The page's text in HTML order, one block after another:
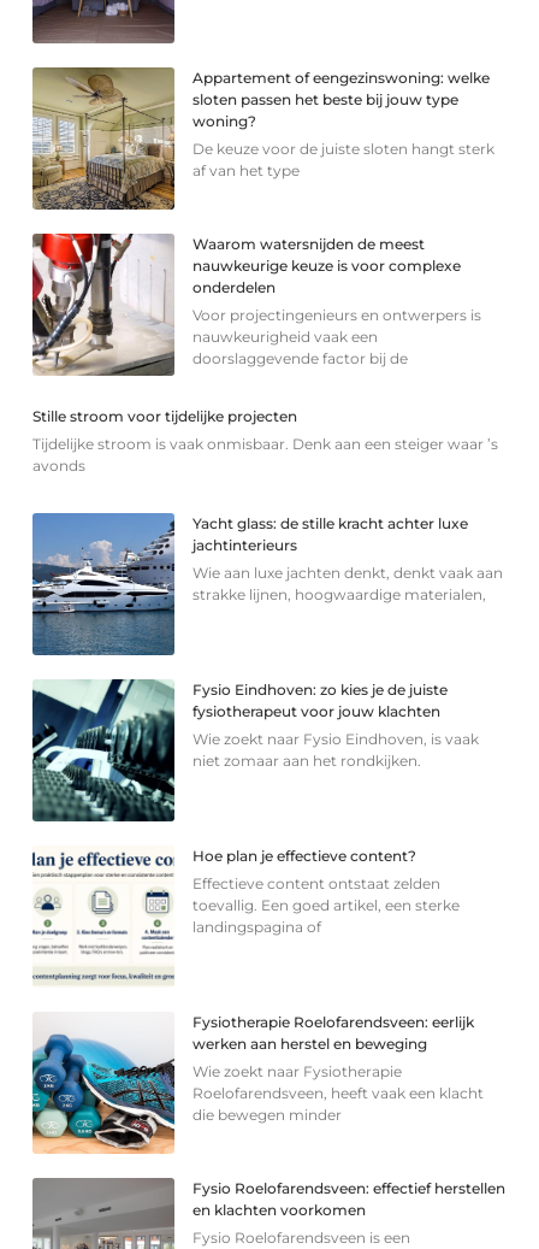
Appartement of eengezinswoning: welke
sloten passen het beste bij jouw type
woning?
De keuze voor de juiste sloten hangt sterk
af van het type
Waarom watersnijden de meest
nauwkeurige keuze is voor complexe
onderdelen
Voor projectingenieurs en ontwerpers is
nauwkeurigheid vaak een
doorslaggevende factor bij de
Stille stroom voor tijdelijke projecten
Tijdelijke stroom is vaak onmisbaar. Denk aan een steiger waar ’s
avonds
Yacht glass: de stille kracht achter luxe
jachtinterieurs
Wie aan luxe jachten denkt, denkt vaak aan
strakke lijnen, hoogwaardige materialen,
Fysio Eindhoven: zo kies je de juiste
fysiotherapeut voor jouw klachten
Wie zoekt naar Fysio Eindhoven, is vaak
niet zomaar aan het rondkijken.
Hoe plan je effectieve content?
Effectieve content ontstaat zelden
toevallig. Een goed artikel, een sterke
landingspagina of
Fysiotherapie Roelofarendsveen: eerlijk
werken aan herstel en beweging
Wie zoekt naar Fysiotherapie
Roelofarendsveen, heeft vaak een klacht
die bewegen minder
Fysio Roelofarendsveen: effectief herstellen
en klachten voorkomen
Fysio Roelofarendsveen is een